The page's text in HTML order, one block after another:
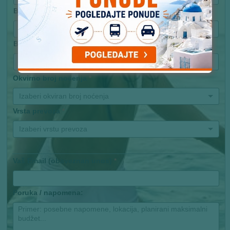
Broj odraslih putnika*
Izaberi broj putnika
Broj dece
Izaberi broj dece
Okvirno broj noćenja*
Izaberi okviran broj noćenja
Vrsta prevoza
Izaberi vrstu prevoza
Vaš Email (obaveznan unos) *
Poruka / napomena: